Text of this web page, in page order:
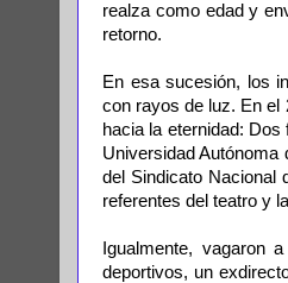
realza como edad y
retorno.
En esa sucesión, los
con rayos de luz. En el
hacia la eternidad:
Universidad Autónoma
del Sindicato Nacional
referentes del teatro y
Igualmente, vagaron
deportivos, un